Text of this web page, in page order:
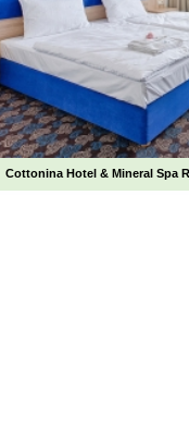
Cottonina Hotel & Mineral Spa